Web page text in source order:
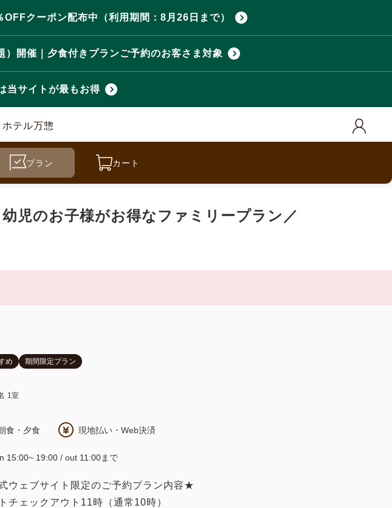
クーポン配布中（利用期間：8月26日まで）
）開催｜夕食付きプランご予約のお客さま対象
当サイトが最もお得
テル万惣
プラン カート
児のお子様がお得なファミリープラン／
め 期間限定プラン
1室
食・夕食 現地払い・Web決済
15:00~ 19:00 / out 11:00まで
ウェブサイト限定のご予約プラン内容★
チェックアウト11時（通常10時）